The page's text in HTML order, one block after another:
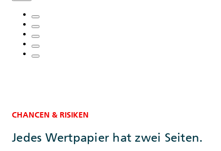
CHANCEN & RISIKEN
Jedes Wertpapier hat zwei Seiten.